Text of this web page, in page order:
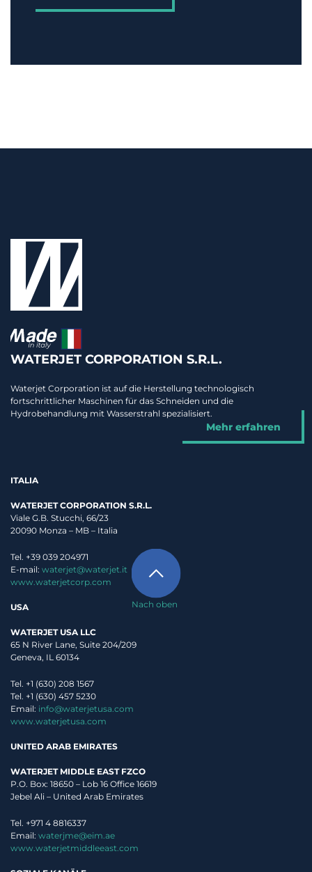
Nach oben
WATERJET CORPORATION S.R.L.
Waterjet Corporation ist auf die Herstellung technologisch
fortschrittlicher Maschinen für das Schneiden und die
Hydrobehandlung mit Wasserstrahl spezialisiert.
Mehr erfahren
ITALIA
WATERJET CORPORATION S.R.L.
Viale G.B. Stucchi, 66/23
20090 Monza – MB – Italia
Tel. +39 039 204971
E-mail: waterjet@waterjet.it
www.waterjetcorp.com
USA
WATERJET USA LLC
65 N River Lane, Suite 204/209
Geneva, IL 60134
Tel. +1 (630) 208 1567
Tel. +1 (630) 457 5230
Email: info@waterjetusa.com
www.waterjetusa.com
UNITED ARAB EMIRATES
WATERJET MIDDLE EAST FZCO
P.O. Box: 18650 – Lob 16 Office 16619
Jebel Ali – United Arab Emirates
Tel. +971 4 8816337
Email: waterjme@eim.ae
www.waterjetmiddleeast.com